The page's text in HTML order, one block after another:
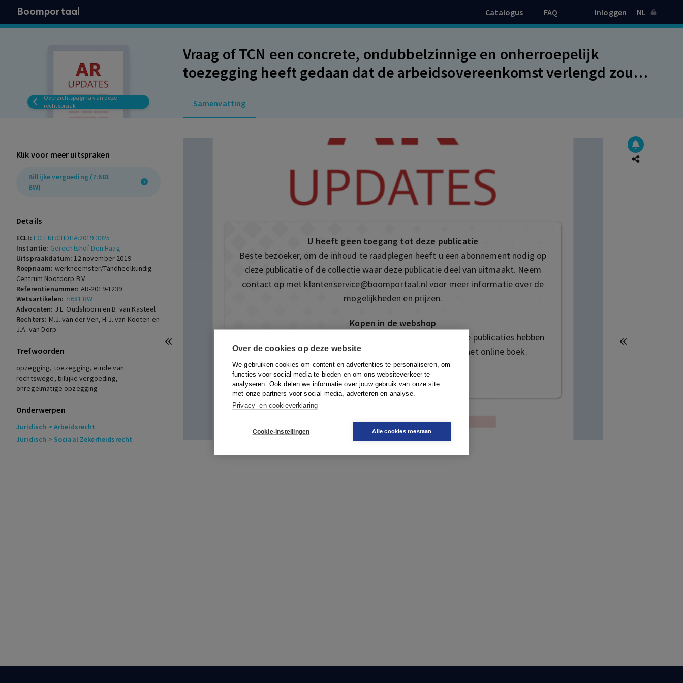
Over de cookies op deze website
We gebruiken cookies om content en advertenties te personaliseren, om
functies voor social media te bieden en om ons websiteverkeer te
analyseren. Ook delen we informatie over jouw gebruik van onze site
met onze partners voor social media, adverteren en analyse.
Privacy- en cookieverklaring
Cookie-instellingen Alle cookies toestaan
Boomportaal Catalogus FAQ Inloggen NL
Overzichtspagina van deze
rechtspraak
Vraag of TCN een concrete, ondubbelzinnige en onherroepelijk
toezegging heeft gedaan dat de arbeidsovereenkomst verlengd zou
en gedragingen van TCN zo begrijpen dat zij een verlenging van de
Samenvatting
Klik voor meer uitspraken
Billijke vergoeding (7:681
BW)
Details
ECLI: ECLI:NL:GHDHA:2019:3025
Instantie: Gerechtshof Den Haag
Uitspraakdatum:12 november 2019
Roepnaam: werkneemster/Tandheelkundig
Centrum Nootdorp B.V.
Referentienummer: AR-2019-1239
Wetsartikelen: 7:681 BW
Advocaten: J.L. Oudshoorn en B. van Kasteel
Rechters: M.J. van der Ven, H.J. van Kooten en
J.A. van Dorp
Trefwoorden
opzegging, toezegging, einde van
rechtswege, billijke vergoeding,
onregelmatige opzegging
Onderwerpen
Juridisch > Arbeidsrecht
Juridisch > Sociaal Zekerheidsrecht
U heeft geen toegang tot deze publicatie
Beste bezoeker, om de inhoud te raadplegen heeft u een abonnement nodig op
deze publicatie of de collectie waar deze publicatie deel van uitmaakt. Neem
contact op met klantenservice@boomportaal.nlvoor meer informatie over de
mogelijkheden en prijzen.
Kopen in de webshop
Deze publicatie is ook te vinden in onze webshop. Sommige publicaties hebben
ook de mogelijkheid om direct toegang te kopen tot het online boek.
Naar de webshop